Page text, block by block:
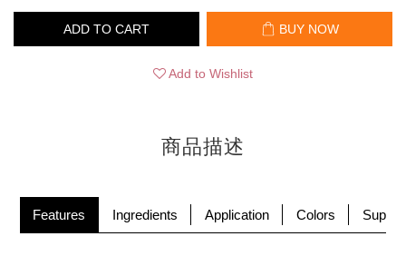
ADD TO CART BUY NOW
Add to Wishlist
商品描述
Features Ingredients Application Colors